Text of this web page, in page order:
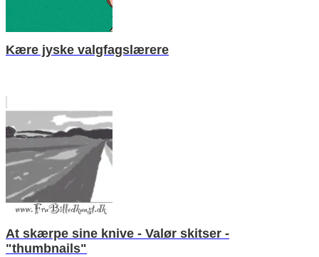
Kære jyske valgfagslærere
At skærpe sine knive - Valør skitser -
"thumbnails"